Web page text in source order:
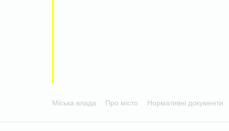
Міська влада Про місто Нормативні документи